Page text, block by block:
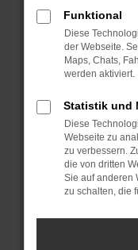
Manche
können das
verhindern.
anderen
Fenster?
Starte dein
Das kann
Probleme zu
Stelle
sind.
Funktional
Diese
der Webseite.
Maps, Chats,
werden aktiviert.
Statistik und
Diese
Webseite zu
zu verbessern.
die von dritten
Sie auf anderen
zu schalten, die